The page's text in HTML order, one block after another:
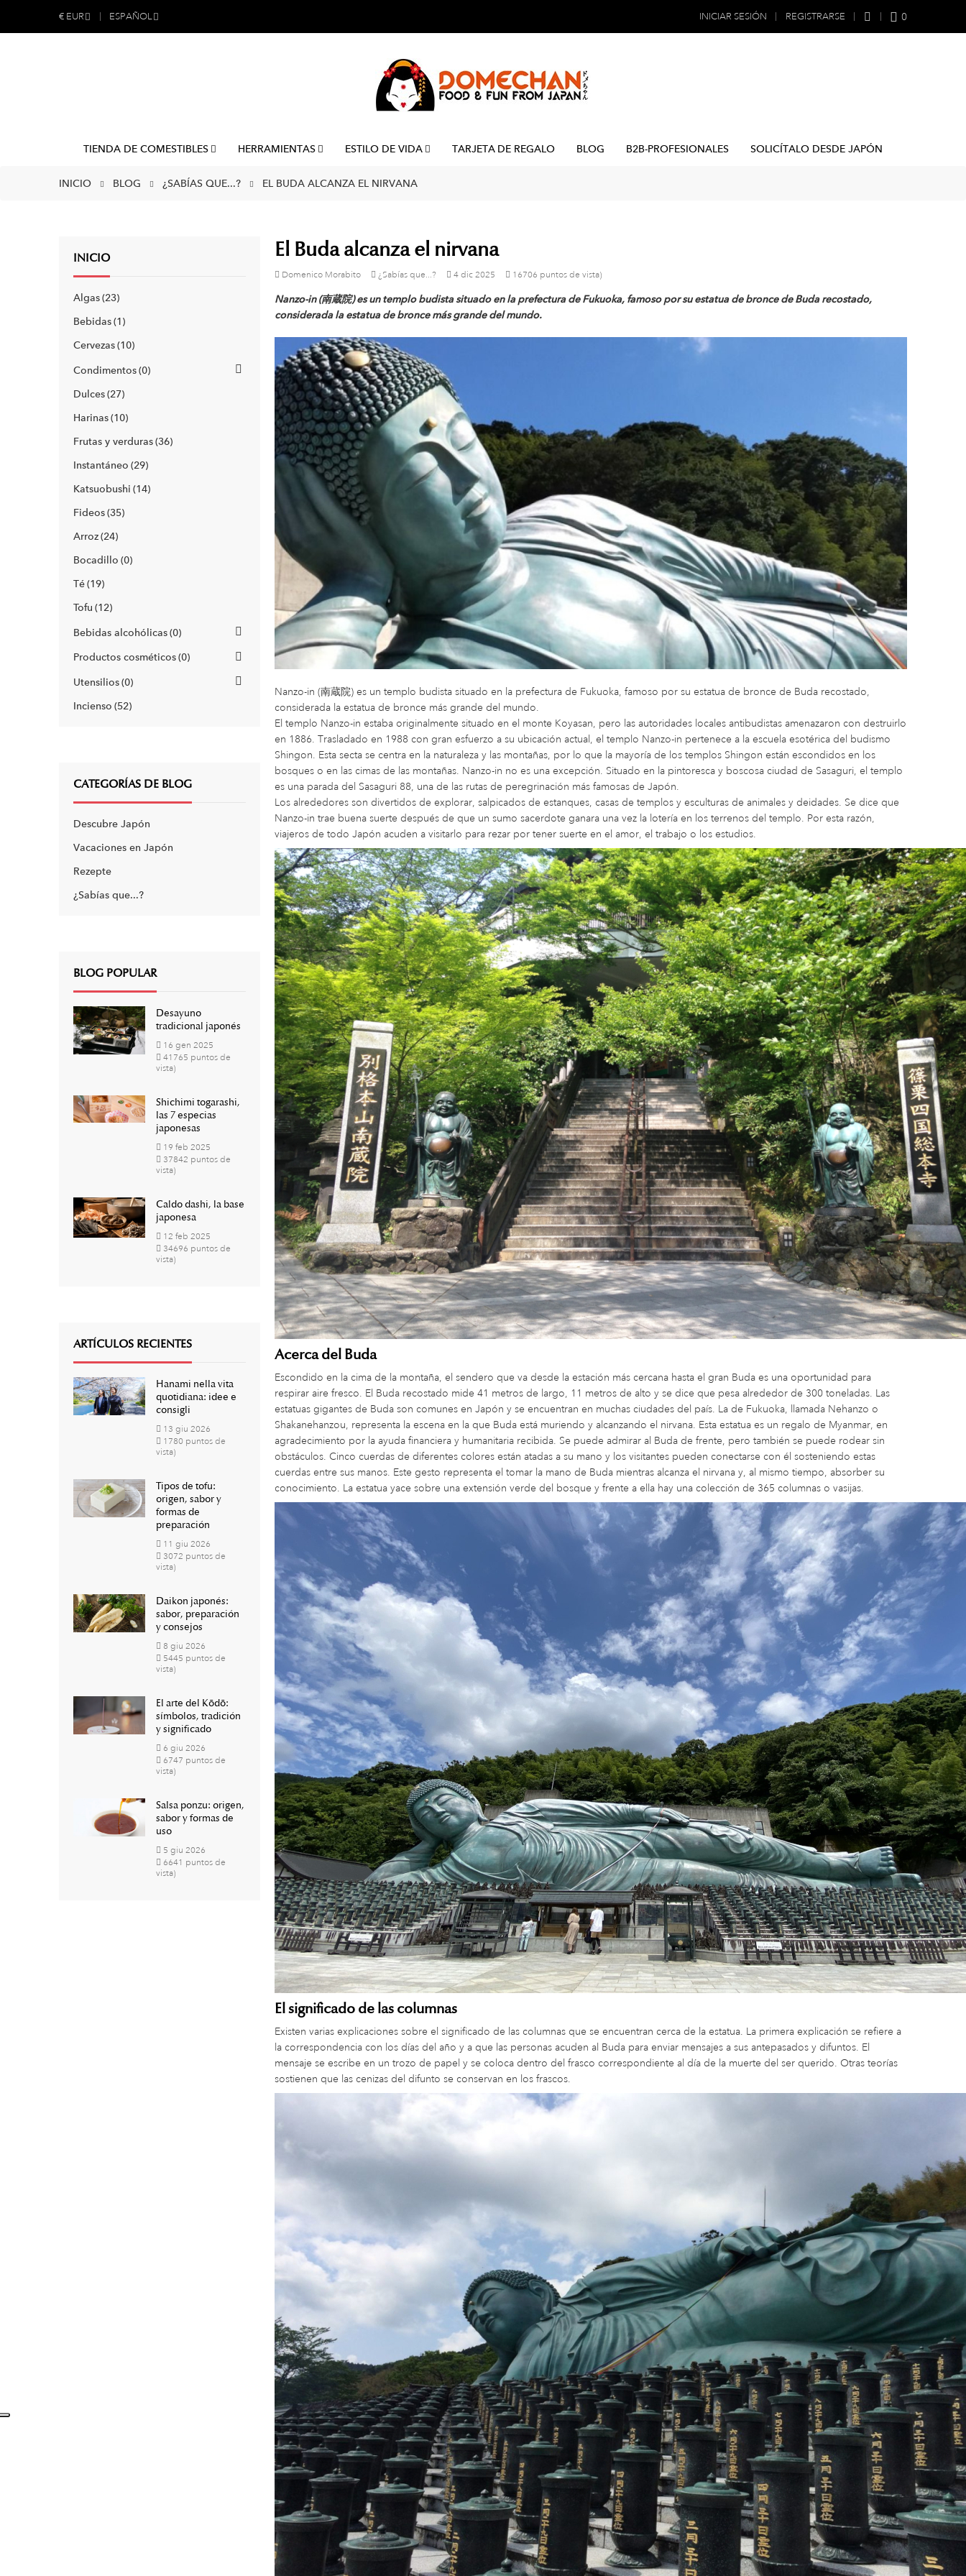
€ EUR ESPAÑOL INICIAR SESIÓN REGISTRARSE 0
TIENDA DE COMESTIBLES HERRAMIENTAS ESTILO DE VIDA TARJETA DE REGALO BLOG B2B-PROFESIONALES SOLICÍTALO DESDE JAPÓN
INICIO BLOG ¿SABÍAS QUE...? EL BUDA ALCANZA EL NIRVANA
INICIO
Algas 23
Bebidas 1
Cervezas 10
Condimentos 0
Dulces 27
Harinas 10
Frutas y verduras 36
Instantáneo 29
Katsuobushi 14
Fideos 35
Arroz 24
Bocadillo 0
Té 19
Tofu 12
Bebidas alcohólicas 0
Productos cosméticos 0
Utensilios 0
Incienso 52
CATEGORÍAS DE BLOG
Descubre Japón
Vacaciones en Japón
Rezepte
¿Sabías que...?
BLOG POPULAR
Desayuno
tradicional japonés
16 gen 2025
41765 puntos de
vista)
Shichimi togarashi,
las 7 especias
japonesas
19 feb 2025
37842 puntos de
vista)
Caldo dashi, la base
japonesa
12 feb 2025
34696 puntos de
vista)
ARTÍCULOS RECIENTES
Hanami nella vita
quotidiana: idee e
consigli
13 giu 2026
1780 puntos de
vista)
Tipos de tofu:
origen, sabor y
formas de
preparación
11 giu 2026
3072 puntos de
vista)
Daikon japonés:
sabor, preparación
y consejos
8 giu 2026
5445 puntos de
vista)
El arte del Kōdō:
símbolos, tradición
y significado
6 giu 2026
6747 puntos de
vista)
Salsa ponzu: origen,
sabor y formas de
uso
5 giu 2026
6641 puntos de
vista)
El Buda alcanza el nirvana
Domenico Morabito ¿Sabías que...? 4 dic 2025 16706 puntos de vista)
Nanzo-in (南蔵院) es un templo budista situado en la prefectura de Fukuoka, famoso por su estatua de bronce de Buda recostado,
considerada la estatua de bronce más grande del mundo.
Nanzo-in (南蔵院) es un templo budista situado en la prefectura de Fukuoka, famoso por su estatua de bronce de Buda recostado,
considerada la estatua de bronce más grande del mundo.
El templo Nanzo-in estaba originalmente situado en el monte Koyasan, pero las autoridades locales antibudistas amenazaron con destruirlo
en 1886. Trasladado en 1988 con gran esfuerzo a su ubicación actual, el templo Nanzo-in pertenece a la escuela esotérica del budismo
Shingon. Esta secta se centra en la naturaleza y las montañas, por lo que la mayoría de los templos Shingon están escondidos en los
bosques o en las cimas de las montañas. Nanzo-in no es una excepción. Situado en la pintoresca y boscosa ciudad de Sasaguri, el templo
es una parada del Sasaguri 88, una de las rutas de peregrinación más famosas de Japón.
Los alrededores son divertidos de explorar, salpicados de estanques, casas de templos y esculturas de animales y deidades. Se dice que
Nanzo-in trae buena suerte después de que un sumo sacerdote ganara una vez la lotería en los terrenos del templo. Por esta razón,
viajeros de todo Japón acuden a visitarlo para rezar por tener suerte en el amor, el trabajo o los estudios.
Acerca del Buda
Escondido en la cima de la montaña, el sendero que va desde la estación más cercana hasta el gran Buda es una oportunidad para
respirar aire fresco. El Buda recostado mide 41 metros de largo, 11 metros de alto y se dice que pesa alrededor de 300 toneladas. Las
estatuas gigantes de Buda son comunes en Japón y se encuentran en muchas ciudades del país. La de Fukuoka, llamada Nehanzo o
Shakanehanzou, representa la escena en la que Buda está muriendo y alcanzando el nirvana. Esta estatua es un regalo de Myanmar, en
agradecimiento por la ayuda financiera y humanitaria recibida. Se puede admirar al Buda de frente, pero también se puede rodear sin
obstáculos. Cinco cuerdas de diferentes colores están atadas a su mano y los visitantes pueden conectarse con él sosteniendo estas
cuerdas entre sus manos. Este gesto representa el tomar la mano de Buda mientras alcanza el nirvana y, al mismo tiempo, absorber su
conocimiento. La estatua yace sobre una extensión verde del bosque y frente a ella hay una colección de 365 columnas o vasijas.
El significado de las columnas
Existen varias explicaciones sobre el significado de las columnas que se encuentran cerca de la estatua. La primera explicación se refiere a
la correspondencia con los días del año y a que las personas acuden al Buda para enviar mensajes a sus antepasados y difuntos. El
mensaje se escribe en un trozo de papel y se coloca dentro del frasco correspondiente al día de la muerte del ser querido. Otras teorías
sostienen que las cenizas del difunto se conservan en los frascos.